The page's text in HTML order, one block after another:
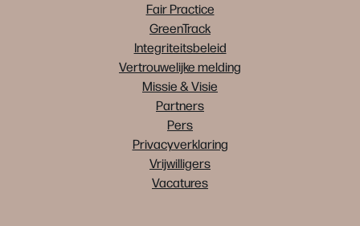
Fair Practice
GreenTrack
Integriteitsbeleid
Vertrouwelijke melding
Missie & Visie
Partners
Pers
Privacyverklaring
Vrijwilligers
Vacatures